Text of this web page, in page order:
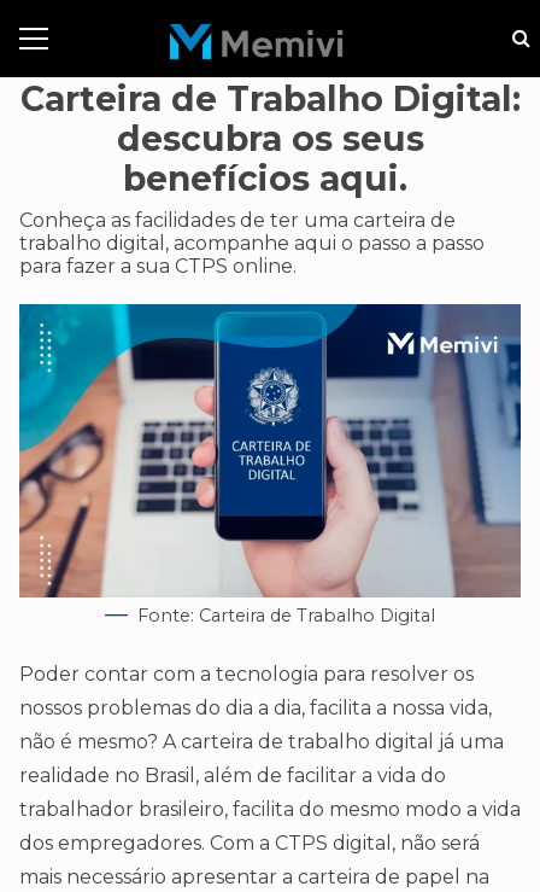
Carteira de Trabalho Digital:
descubra os seus
benefícios aqui.
Conheça as facilidades de ter uma carteira de
trabalho digital, acompanhe aqui o passo a passo
para fazer a sua CTPS online.
Fonte: Carteira de Trabalho Digital
Poder contar com a tecnologia para resolver os
nossos problemas do dia a dia, facilita a nossa vida,
não é mesmo? A carteira de trabalho digital já uma
realidade no Brasil, além de facilitar a vida do
trabalhador brasileiro, facilita do mesmo modo a vida
dos empregadores. Com a CTPS digital, não será
mais necessário apresentar a carteira de papel na